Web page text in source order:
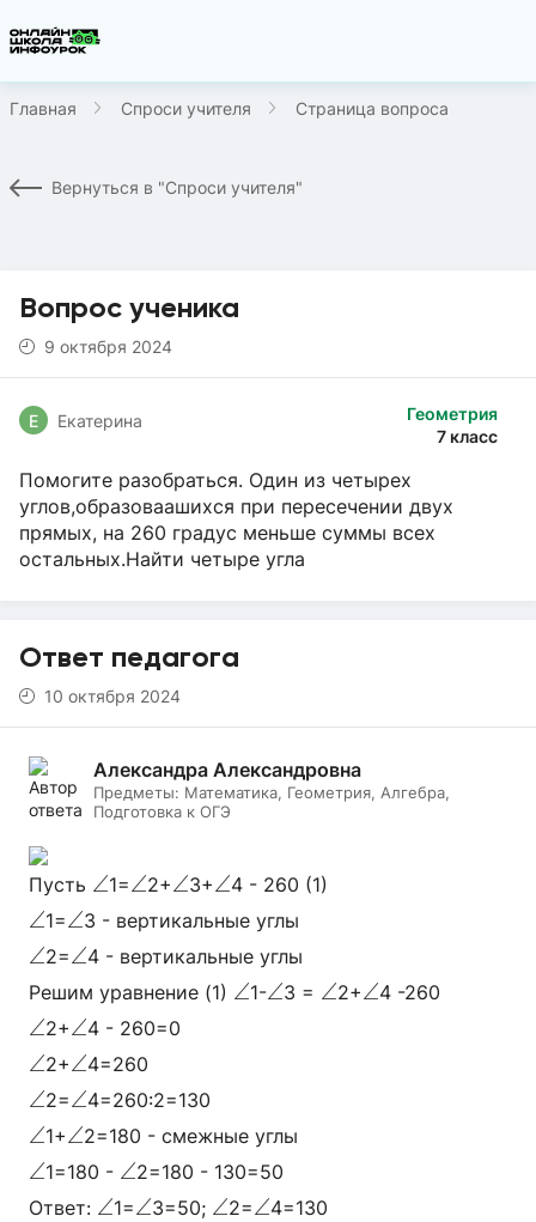
Главная Спроси учителя Страница вопроса
Вернуться в "Спроси учителя"
Вопрос ученика
9 октября 2024
Геометрия
7 класс
Е Екатерина
Помогите разобраться. Один из четырех
углов,образоваашихся при пересечении двух
прямых, на 260 градус меньше суммы всех
остальных.Найти четыре угла
Ответ педагога
10 октября 2024
Александра Александровна
Предметы: Математика, Геометрия, Алгебра,
Подготовка к ОГЭ
Пусть ∠∠1=∠∠2+∠∠3+∠∠4 - 260 (1)
∠∠1=∠∠3 - вертикальные углы
∠∠2=∠∠4 - вертикальные углы
Решим уравнение (1) ∠∠1-∠∠3 = ∠∠2+∠∠4 -260
∠∠2+∠∠4 - 260=0
∠∠2+∠∠4=260
∠∠2=∠∠4=260:2=130
∠∠1+∠∠2=180 - смежные углы
∠∠1=180 - ∠∠2=180 - 130=50
Ответ: ∠∠1=∠∠3=50; ∠∠2=∠∠4=130